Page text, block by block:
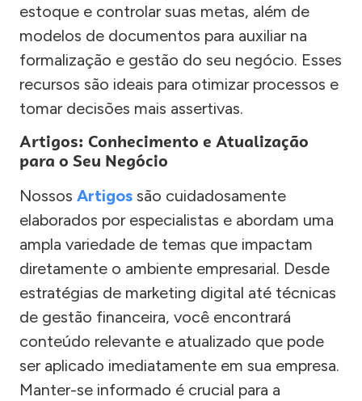
estoque e controlar suas metas, além de
modelos de documentos para auxiliar na
formalização e gestão do seu negócio. Esses
recursos são ideais para otimizar processos e
tomar decisões mais assertivas.
Artigos: Conhecimento e Atualização
para o Seu Negócio
Nossos Artigos são cuidadosamente
elaborados por especialistas e abordam uma
ampla variedade de temas que impactam
diretamente o ambiente empresarial. Desde
estratégias de marketing digital até técnicas
de gestão financeira, você encontrará
conteúdo relevante e atualizado que pode
ser aplicado imediatamente em sua empresa.
Manter-se informado é crucial para a